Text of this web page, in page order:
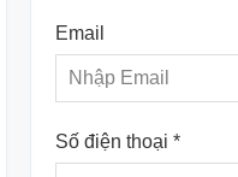
Email
Số điện thoại *